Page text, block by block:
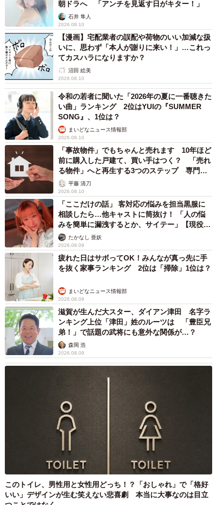
朝ドラへ 「アンチを見返す日がキター！」
石井 隼人
2026.08.10
【漫画】宅配業者の誤配や荷物のいい加減な扱
いに、思わず「本人が謝りに来い！」…これっ
てカスハラになりますか？
沼田 絵美
2026.08.10
令和の若者に聞いた「2026年の夏に一番聴きた
い曲」ランキング 2位はYUIの『SUMMER
SONG』、1位は？
まいどなニュース情報部
2026.08.10
「事故物件」でもちゃんと売れます 10年ほど
前に購入した戸建て、買い手はつく？ 「売れ
る物件」へと再生する3つのステップ 専門家
が解説平藤 清刀
2026.08.10
「ここだけの話」 客対応の悩みを担当黒服に
相談したら…他キャストに筒抜け！ 「人の悩
みを簡単に漏洩するとか、サイテー」【現役キ
ャストに取材】
たかなし 亜妖
2026.08.09
疲れた日はサボってOK！みんなが真っ先に手
を抜く家事ランキング 2位は「掃除」1位は？
まいどなニュース情報部
2026.08.09
滋賀が生んだ大スター、ダイアン津田 名字ラ
ンキング上位「津田」姓のルーツは 「豊臣兄
弟！」で話題の武将にも意外な関係が…？
森岡 浩
2026.08.09
このトイレ、男性用と女性用どっち！？「おしゃれ」で「格好
いい」デザインが生む笑えない悲喜劇 本当に大事なのは目立